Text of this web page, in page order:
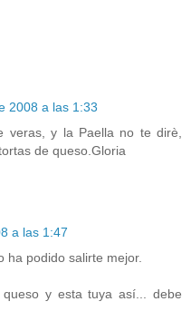
2008 a las 1:33
veras, y la Paella no te dirè,
de queso.Gloria
a las 1:47
ha podido salirte mejor.
y esta tuya así... debe